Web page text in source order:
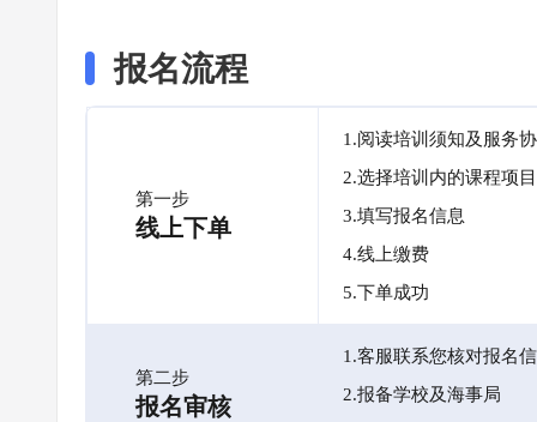
报名流程
第一步
线上下单
1.阅读培训须知及服务
2.选择培训内的课程项目
3.填写报名信息
4.线上缴费
5.下单成功
第二步
报名审核
1.客服联系您核对报名
2.报备学校及海事局